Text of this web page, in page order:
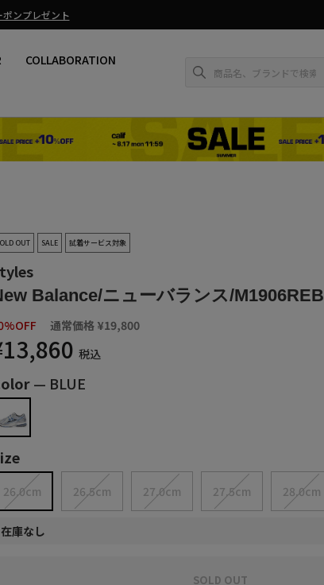
ついて
COLLABORATION
OUT SALE 試着サービス対象
Balance/ニューバランス/M1906REB
通常価格 ¥19,800SALE
税込
— BLUE
26.0cm 26.5cm 27.0cm 27.5cm 28.0cm
在庫なし
SOLD OUT